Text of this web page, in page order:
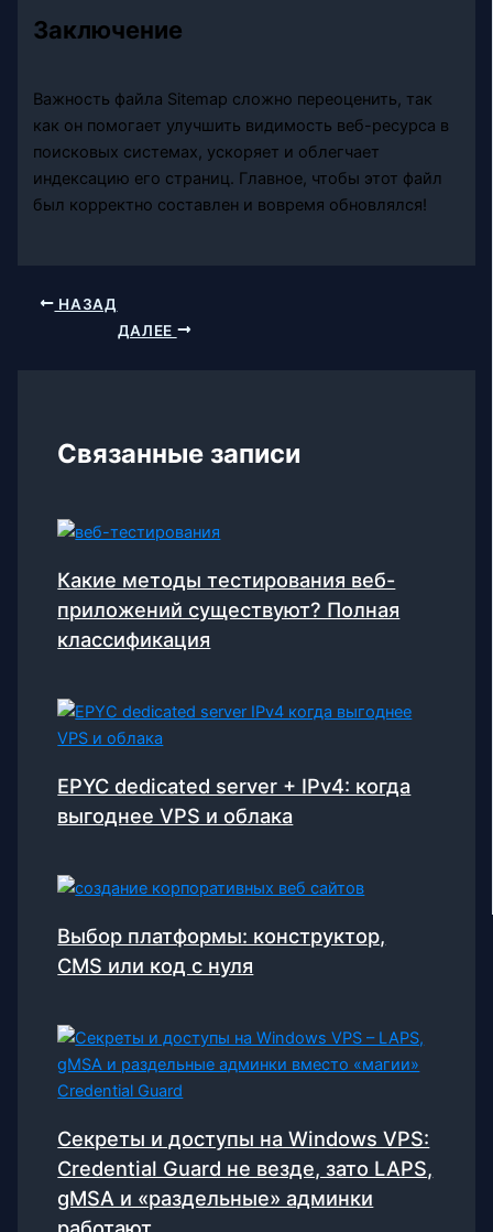
Заключение
Важность файла Sitemap сложно переоценить, так
как он помогает улучшить видимость веб-ресурса в
поисковых системах, ускоряет и облегчает
индексацию его страниц. Главное, чтобы этот файл
был корректно составлен и вовремя обновлялся!
НАЗАД
ДАЛЕЕ
Связанные записи
Какие методы тестирования веб-
приложений существуют? Полная
классификация
EPYC dedicated server + IPv4: когда
выгоднее VPS и облака
Выбор платформы: конструктор,
CMS или код с нуля
Секреты и доступы на Windows VPS:
Credential Guard не везде, зато LAPS,
gMSA и «раздельные» админки